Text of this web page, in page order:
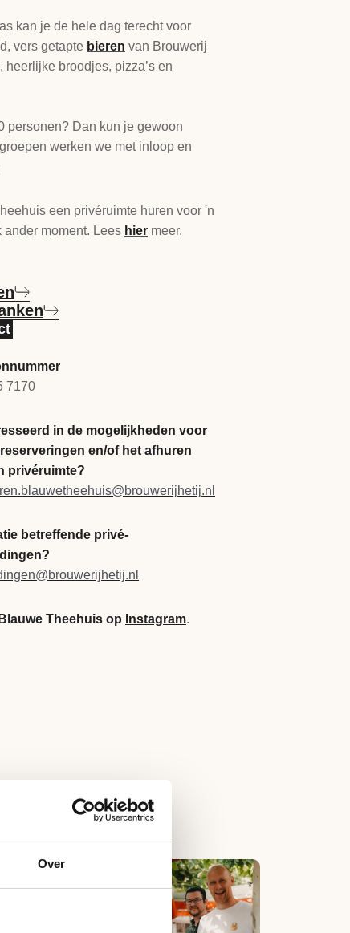
Over
kan je de hele dag terecht voor
vers getapte bieren van Brouwerij
heerlijke broodjes, pizza’s en
personen? Dan kun je gewoon
werken we met inloop en
een privéruimte huren voor 'n
moment. Lees hier meer.
7170
in de mogelijkheden voor
en/of het afhuren
privéruimte?
betreffende privé-
Theehuis op Instagram.